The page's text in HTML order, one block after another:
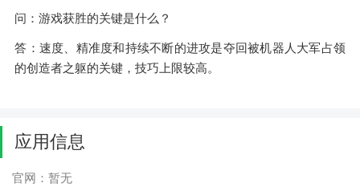
问：游戏获胜的关键是什么？
答：速度、精准度和持续不断的进攻是夺回被机器人大军占领
的创造者之躯的关键，技巧上限较高。
应用信息
官网：暂无